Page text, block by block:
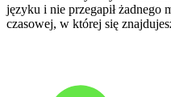
języku i nie przegapił żadnego
czasowej, w której się